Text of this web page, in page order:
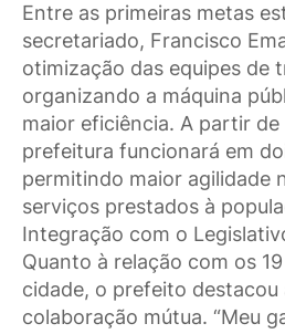
Entre as primeiras metas
secretariado, Francisco
otimização das equipes de
organizando a máquina
maior eficiência. A partir
prefeitura funcionará em
permitindo maior agilidade
serviços prestados à
Integração com o
Quanto à relação com os
cidade, o prefeito
colaboração mútua. “Meu